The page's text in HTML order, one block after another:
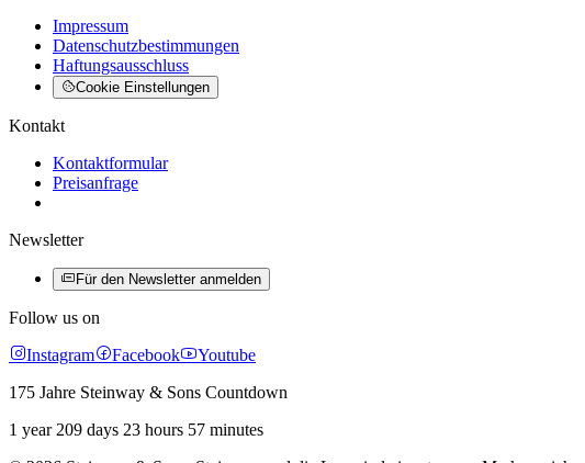
Impressum
Datenschutzbestimmungen
Haftungsausschluss
Cookie Einstellungen
Kontakt
Kontaktformular
Preisanfrage
Newsletter
Für den Newsletter anmelden
Follow us on
Instagram
Facebook
Youtube
175 Jahre Steinway & Sons Countdown
1 year 209 days 23 hours 57 minutes